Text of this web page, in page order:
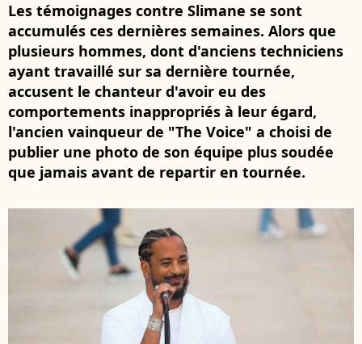
Les témoignages contre Slimane se sont
accumulés ces dernières semaines. Alors que
plusieurs hommes, dont d'anciens techniciens
ayant travaillé sur sa dernière tournée,
accusent le chanteur d'avoir eu des
comportements inappropriés à leur égard,
l'ancien vainqueur de "The Voice" a choisi de
publier une photo de son équipe plus soudée
que jamais avant de repartir en tournée.